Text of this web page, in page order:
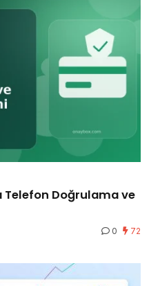
Telefon Doğrulama ve
0 72